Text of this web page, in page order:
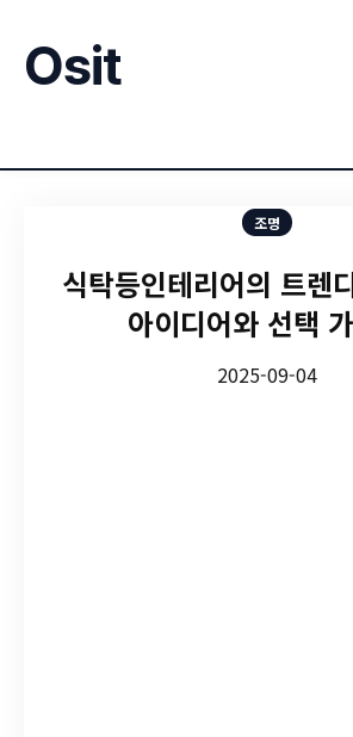
Osit
조명
식탁등인테리어의 트렌
아이디어와 선택
2025-09-04